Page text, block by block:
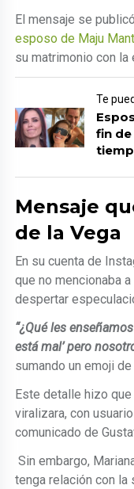
El mensaje se
esposo de Maju
su matrimonio con la
Te
fin de
Mensaje
de la Vega
En su cuenta de
que no mencionaba
despertar
“¿Qué les
está mal’ pero
sumando un emoji
Este detalle hizo
viralizara, con
comunicado de
Sin embargo,
tenga relación con la